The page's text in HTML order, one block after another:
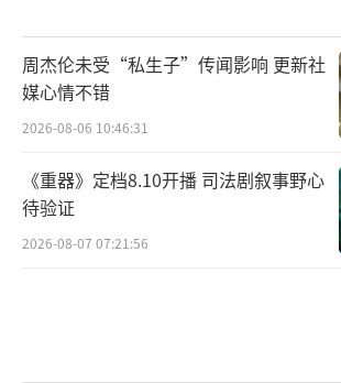
周杰伦未受“私生子”传闻影响 更新社
媒心情不错
2026-08-06 10:46:31
《重器》定档8.10开播 司法剧叙事野心
待验证
2026-08-07 07:21:56